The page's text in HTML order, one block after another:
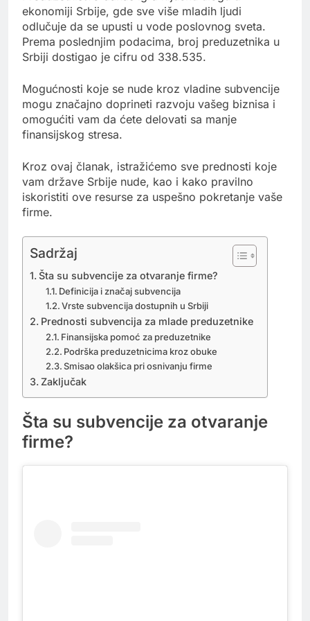
ekonomiji Srbije, gde sve više mladih ljudi
odlučuje da se upusti u vode poslovnog sveta.
Prema poslednjim podacima, broj preduzetnika u
Srbiji dostigao je cifru od 338.535.
Mogućnosti koje se nude kroz vladine subvencije
mogu značajno doprineti razvoju vašeg biznisa i
omogućiti vam da ćete delovati sa manje
finansijskog stresa.
Kroz ovaj članak, istražićemo sve prednosti koje
vam države Srbije nude, kao i kako pravilno
iskoristiti ove resurse za uspešno pokretanje vaše
firme.
Sadržaj
Šta su subvencije za otvaranje firme?
Definicija i značaj subvencija
Vrste subvencija dostupnih u Srbiji
Prednosti subvencija za mlade preduzetnike
Finansijska pomoć za preduzetnike
Podrška preduzetnicima kroz obuke
Smisao olakšica pri osnivanju firme
Zaključak
Šta su subvencije za otvaranje
firme?